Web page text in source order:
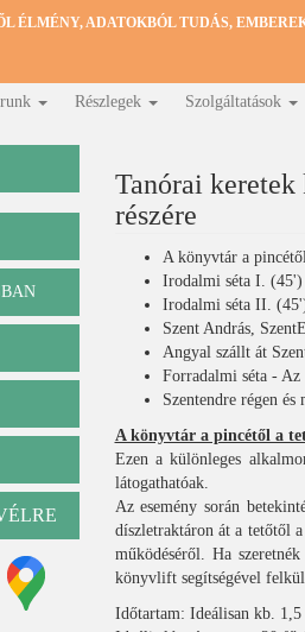
ÉLMÉNY, ADATOKBÓL TUDÁS,
Részlegek Szolgáltatások
Tanórai
részére
A könyvtár a
Irodalmi séta I. (45')
Irodalmi séta II.
Szent András,
Angyal szállt át
Forradalmi séta - Az
Szentendre régen
A könyvtár a pincétől a
Ezen a különleges
látogathatóak.
Az esemény során
díszletraktáron át a tetőtől
működéséről. Ha
könyvlift segítségével
Időtartam: Ideálisan kb.